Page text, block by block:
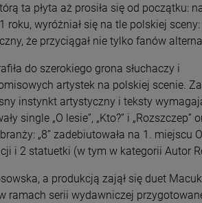
-15%
PRZECENA
ta płyta aż prosiła się od początku:
wyróżniał się na tle polskiej sceny:
że przyciągał nie tylko fanów
do szerokiego grona słuchaczy i
artystek na polskiej scenie.
instynkt artystyczny i teksty
single „O lesie”, „Kto?” i „Rozszczep”
„8” zadebiutowała na 1. miejscu
i 2 statuetki (w tym w kategorii Autor
a produkcją zajął się duet
ramach serii wydawniczej